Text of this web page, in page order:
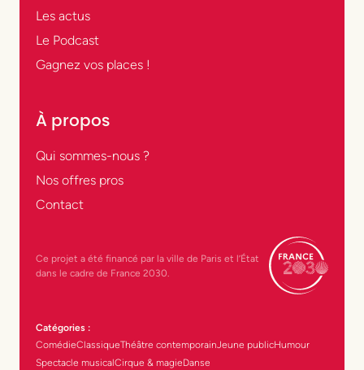
Les actus
Le Podcast
Gagnez vos places !
À propos
Qui sommes-nous ?
Nos offres pros
Contact
Ce projet a été financé par la ville de Paris et l’État
dans le cadre de France 2030.
Catégories :
ComédieClassiqueThéâtre contemporainJeune publicHumour
Spectacle musicalCirque & magieDanse